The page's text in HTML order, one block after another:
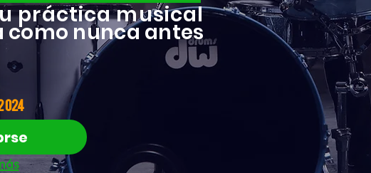
práctica musical
como nunca antes